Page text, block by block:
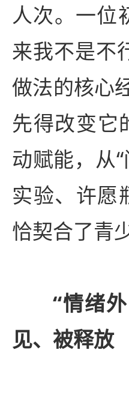
人次。一位
来我不是不
做法的核心
先得改变
动赋能，从
实验、许愿
恰契合了青
“情绪
见、被释放